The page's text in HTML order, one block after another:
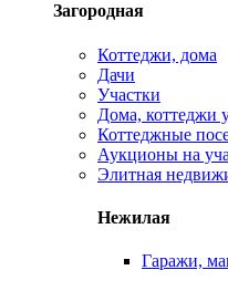
Загородная
Коттеджи, дома
Дачи
Участки
Дома, коттеджи
Коттеджные
Аукционы на
Элитная
Нежилая
Гаражи,